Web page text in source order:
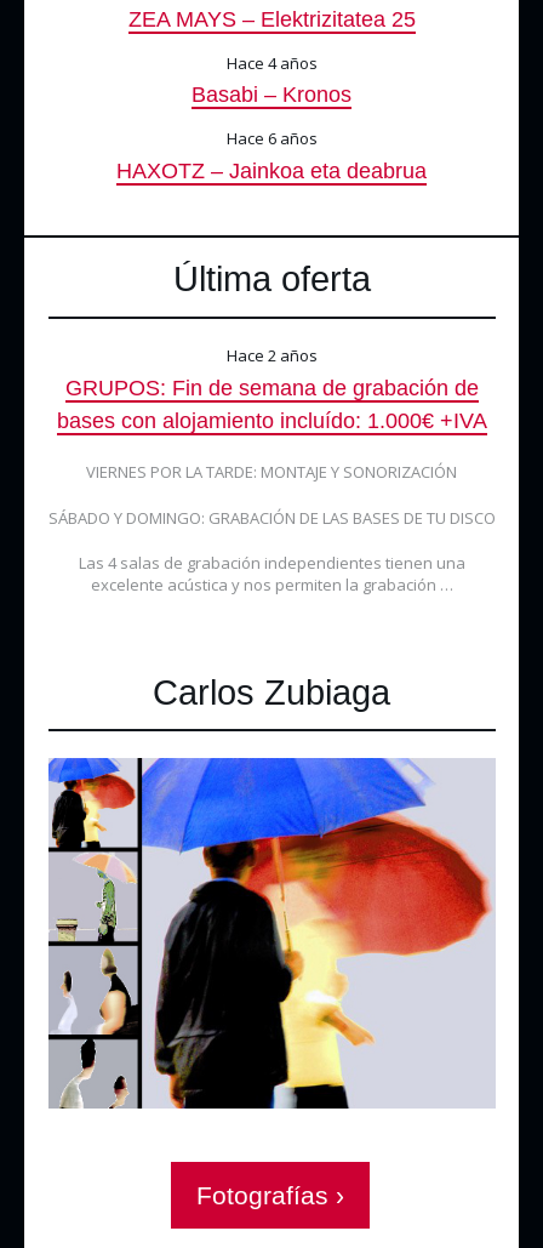
ZEA MAYS – Elektrizitatea 25
Hace 4 años
Basabi – Kronos
Hace 6 años
HAXOTZ – Jainkoa eta deabrua
Última oferta
Hace 2 años
GRUPOS: Fin de semana de grabación de
bases con alojamiento incluído: 1.000€ +IVA
VIERNES POR LA TARDE: MONTAJE Y SONORIZACIÓN
SÁBADO Y DOMINGO: GRABACIÓN DE LAS BASES DE TU DISCO
Las 4 salas de grabación independientes tienen una
excelente acústica y nos permiten la grabación …
Carlos Zubiaga
Fotografías ›